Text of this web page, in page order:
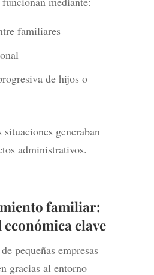
familiares
de hijos o
situaciones generaban
administrativos.
familiar:
clave
pequeñas empresas
gracias al entorno